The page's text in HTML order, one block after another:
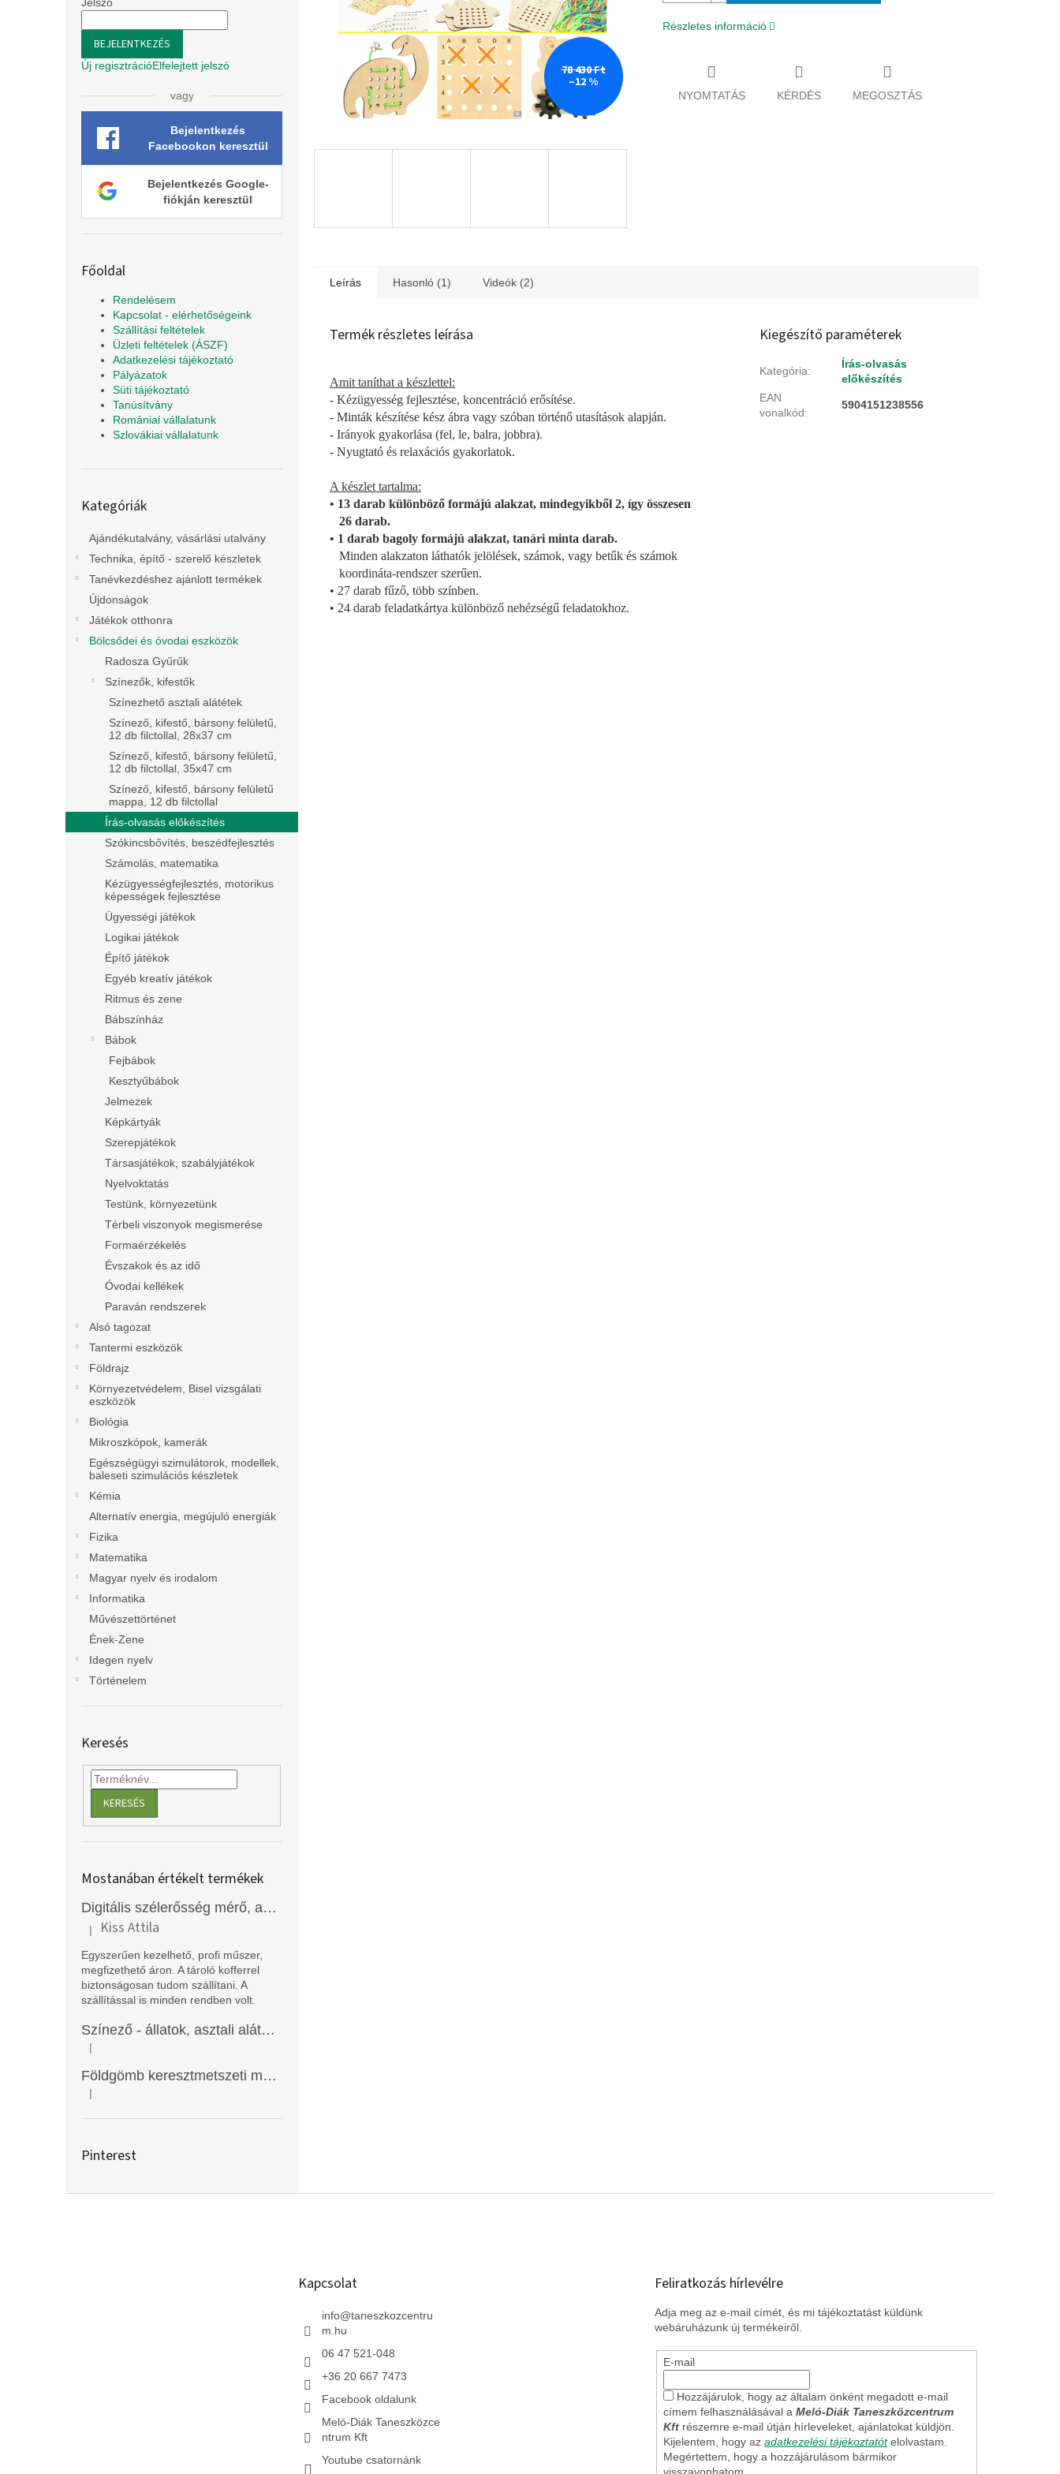
BEJELENTKEZÉS
Új regisztrációElfelejtett jelszó
vagy
Bejelentkezés
Facebookon keresztül
Bejelentkezés Google-
fiókján keresztül
Főoldal
Rendelésem
Kapcsolat - elérhetőségeink
Szállítási feltételek
Üzleti feltételek (ÁSZF)
Adatkezelési tájékoztató
Pályázatok
Süti tájékoztató
Tanúsítvány
Romániai vállalatunk
Szlovákiai vállalatunk
átugrása
Kategóriák
Ajándékutalvány, vásárlási utalvány
Technika, építő - szerelő készletek
Tanévkezdéshez ajánlott termékek
Újdonságok
Játékok otthonra
Bölcsődei és óvodai eszközök
Radosza Gyűrűk
Színezők, kifestők
Színezhető asztali alátétek
Színező, kifestő, bársony felületű,
12 db filctollal, 28x37 cm
Színező, kifestő, bársony felületű,
12 db filctollal, 35x47 cm
Színező, kifestő, bársony felületű
mappa, 12 db filctollal
Írás-olvasás előkészítés
Szókincsbővítés, beszédfejlesztés
Számolás, matematika
Kézügyességfejlesztés, motorikus
képességek fejlesztése
Ügyességi játékok
Logikai játékok
Építő játékok
Egyéb kreatív játékok
Ritmus és zene
Bábszínház
Bábok
Fejbábok
Kesztyűbábok
Jelmezek
Képkártyák
Szerepjátékok
Társasjátékok, szabályjátékok
Nyelvoktatás
Testünk, környezetünk
Térbeli viszonyok megismerése
Formaérzékelés
Évszakok és az idő
Óvodai kellékek
Paraván rendszerek
Alsó tagozat
Tantermi eszközök
Földrajz
Környezetvédelem, Bisel vizsgálati
eszközök
Biológia
Mikroszkópok, kamerák
Egészségügyi szimulátorok, modellek,
baleseti szimulációs készletek
Kémia
Alternatív energia, megújuló energiák
Fizika
Matematika
Magyar nyelv és irodalom
Informatika
Művészettörténet
Ének-Zene
Idegen nyelv
Történelem
Keresés
KERESÉS
Mostanában értékelt termékek
Digitális szélerősség mérő, anemométer, EM2250
A termék értékelése 5-ből 5 csillag.
| Kiss Attila
Egyszerűen kezelhető, profi műszer,
megfizethető áron. A tároló kofferrel
biztonságosan tudom szállítani. A
szállítással is minden rendben volt.
Színező - állatok, asztali alátét, Funny Mat
A termék értékelése 5-ből 5 csillag.
|
Földgömb keresztmetszeti modell
A termék értékelése 5-ből 5 csillag.
|
Pinterest
78 430 Ft
–12 %
Részletes információ
NYOMTATÁS KÉRDÉS MEGOSZTÁS
Leírás Hasonló (1) Videók (2)
Termék részletes leírása
Amit taníthat a készlettel:
- Kézügyesség fejlesztése, koncentráció erősítése.
- Minták készítése kész ábra vagy szóban történő utasítások alapján.
- Irányok gyakorlása (fel, le, balra, jobbra).
- Nyugtató és relaxációs gyakorlatok.
A készlet tartalma:
• 13 darab különböző formájú alakzat, mindegyikből 2, így összesen
26 darab.
• 1 darab bagoly formájú alakzat, tanári minta darab.
Minden alakzaton láthatók jelölések, számok, vagy betűk és számok
koordináta-rendszer szerűen.
• 27 darab fűző, több színben.
• 24 darab feladatkártya különböző nehézségű feladatokhoz.
Kiegészítő paraméterek
Kategória:
Írás-olvasás
előkészítés
EAN
vonalkód:
5904151238556
Kapcsolat
info@taneszkozcentru
m.hu
06 47 521-048
+36 20 667 7473
Facebook oldalunk
Meló-Diák Taneszközce
ntrum Kft
Youtube csatornánk
Feliratkozás hírlevélre
Adja meg az e-mail címét, és mi tájékoztatást küldünk
webáruházunk új termékeiről.
E-mail
Hozzájárulok, hogy az általam önként megadott e-mail
címem felhasználásával aMeló-Diák Taneszközcentrum
Kft részemre e-mail útján hírleveleket, ajánlatokat küldjön.
Kijelentem, hogy azadatkezelési tájékoztatót elolvastam.
Megértettem, hogy a hozzájárulásom bármikor